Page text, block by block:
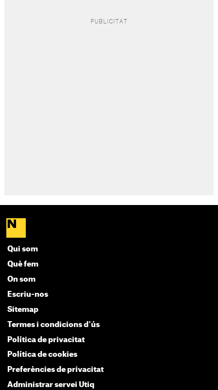
Qui som
Què fem
On som
Escriu-nos
Sitemap
Termes i condicions d'ús
Política de privacitat
Política de cookies
Preferències de privacitat
Administrar servei Utiq